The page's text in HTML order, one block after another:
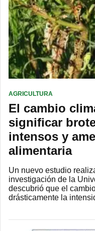
AGRICULTURA
El cambio
significar
intensos y
alimentaria
Un nuevo estudio
investigación de la
descubrió que el
drásticamente la